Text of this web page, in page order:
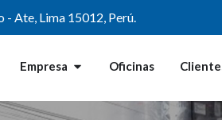
- Ate, Lima 15012, Perú.
Empresa Oficinas